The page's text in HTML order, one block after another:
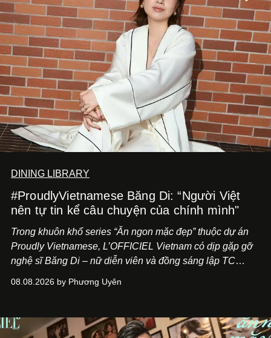
DINING LIBRARY
#ProudlyVietnamese Băng Di: “Người Việt
nên tự tin kể câu chuyện của chính mình"
Trong khuôn khổ series “Ăn ngon mặc đẹp” thuộc dự án
Proudly Vietnamese, L’OFFICIEL Vietnam có dịp gặp gỡ
nghệ sĩ Băng Di – nữ diễn viên và đồng sáng lập TC
Kitchen Bar và SALEM tại TP.HCM.
08.08.2026 by Phương Uyên